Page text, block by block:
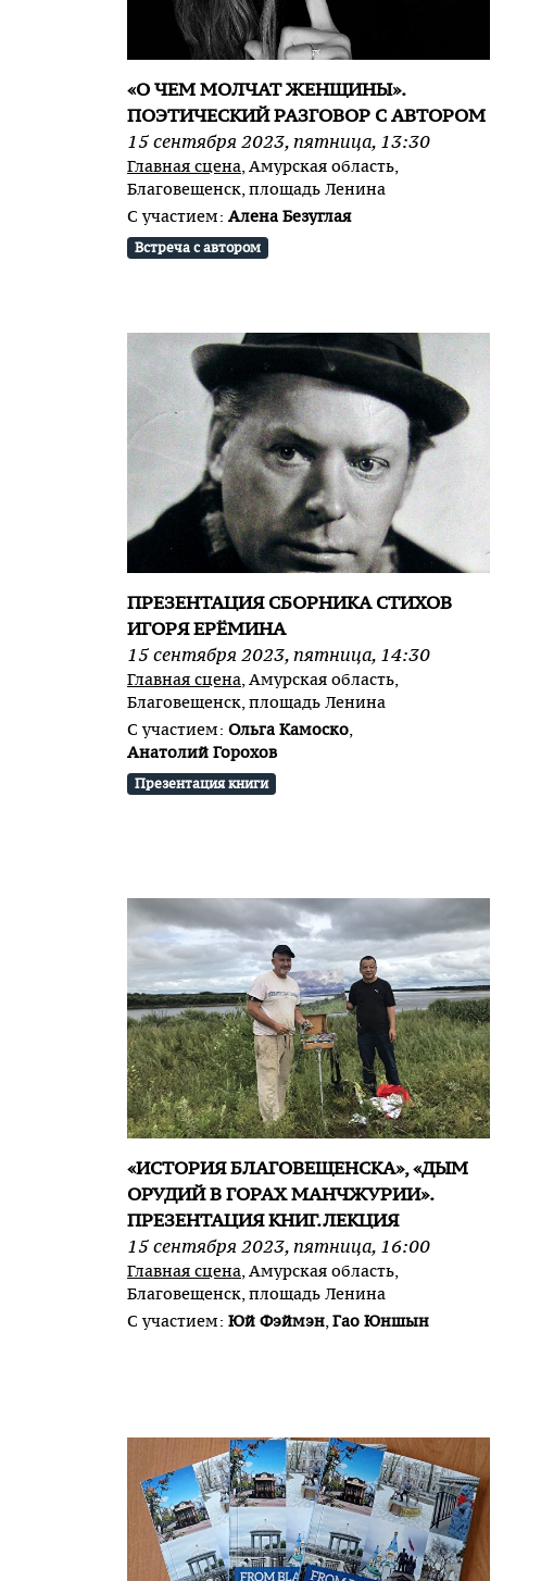
«О ЧЕМ МОЛЧАТ ЖЕНЩИНЫ».
ПОЭТИЧЕСКИЙ РАЗГОВОР С АВТОРОМ
15сентября 2023,пятница, 13:30
Главная сцена, Амурская область,
Благовещенск, площадь Ленина
С участием: Алена Безуглая
Встреча с автором
ПРЕЗЕНТАЦИЯ СБОРНИКА СТИХОВ
ИГОРЯ ЕРЁМИНА
15сентября 2023,пятница, 14:30
Главная сцена, Амурская область,
Благовещенск, площадь Ленина
С участием: Ольга Камоско,
Анатолий Горохов
Презентация книги
«ИСТОРИЯ БЛАГОВЕЩЕНСКА», «ДЫМ
ОРУДИЙ В ГОРАХ МАНЧЖУРИИ».
ПРЕЗЕНТАЦИЯ КНИГ.ЛЕКЦИЯ
15сентября 2023,пятница, 16:00
Главная сцена , Амурская область,
Благовещенск, площадь Ленина
С участием: Юй Фэймэн Гао Юншын